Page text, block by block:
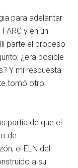
para adelantar
y en un
parte el proceso
¿era posible
Y mi respuesta
tomó otro
partía de que el
de
el ELN del
a su